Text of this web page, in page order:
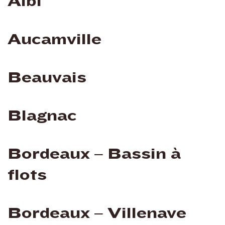
Aucamville
Beauvais
Blagnac
Bordeaux – Bassin à
flots
Bordeaux – Villenave